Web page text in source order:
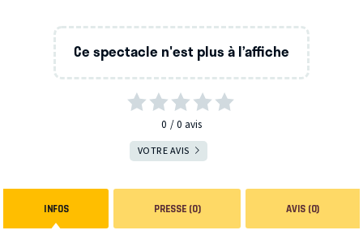
Ce spectacle n'est plus à l’affiche
0 0 avis
VOTRE AVIS
INFOS PRESSE (0) AVIS (0)